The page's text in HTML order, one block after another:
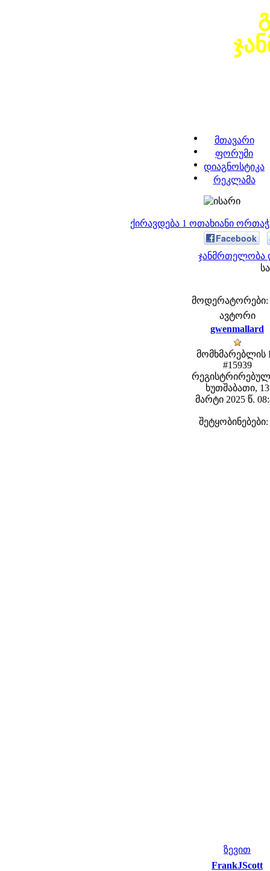
მთავარი
ფორუმი
დიაგნოსტიკა
რეკლამა
ქირავდება 1 ოთახიანი
Facebook
ჯანმრთელობა
მოდერატორები:
ავტორი
gwenmallard
მომხმარებლის
#15939
ხუთშაბათი, 13
მარტი 2025 წ.
შეტყობინებები:
ზევით
FrankJScott